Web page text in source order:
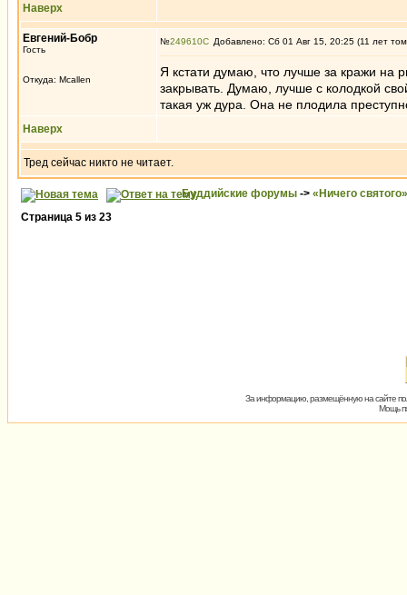
Наверх
Евгений-Бобр
Гость
Откуда: Mcallen
№249610 Добавлено: Сб 01 Авг 15, 20:25 (11 лет
Я кстати думаю, что лучше за кражи на
закрывать. Думаю, лучше с колодкой
такая уж дура. Она не плодила
Наверх
Тред сейчас никто не читает.
Буддийские форумы -> «Ничего святого»
Страница 5 из 23
За информацию, размещённую на сайте
Мощь